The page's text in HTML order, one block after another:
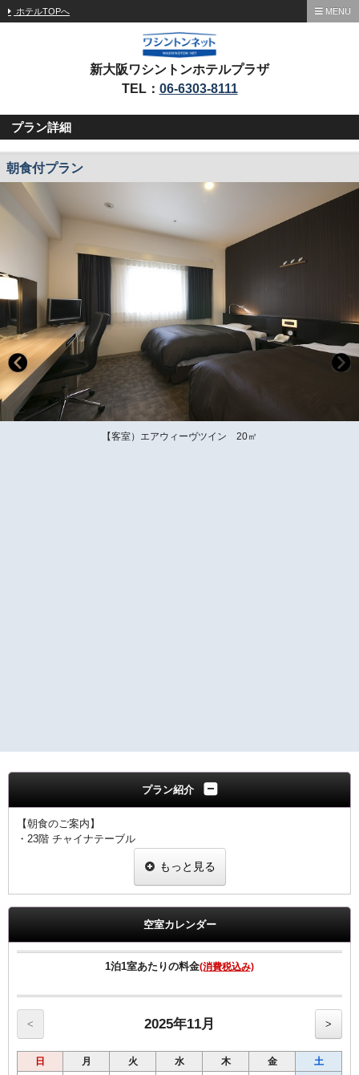
ホテルTOPへ MENU
新大阪ワシントンホテルプラザ
TEL： 06-6303-8111
プラン詳細
朝食付プラン
【客室）エアウィーヴツイン 20㎡
プラン紹介
【朝食のご案内】
・23階 チャイナテーブル
「定食スタイル」での提供となる場合がございます。
☆Wi-Fi 及び有線LAN環境完備
☆有料VOD（ビデオ・オン・デマンド）対応
☆館内にコンビニあり
☆シングル11㎡のお部屋のベットサイズは120㎝です。
☆セミダブルとはシングル15㎡の2名様利用です
■宿泊税のご案内■
大阪府条例により、ご宿泊料金に応じた宿泊税を別途頂戴いたしま
もっと見る
空室カレンダー
1泊1室あたりの料金(消費税込み)
< 2025年11月 >
日 月 火 水 木 金 土